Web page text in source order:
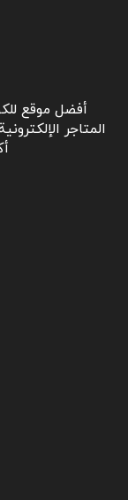
أفضل موقع
المتاجر